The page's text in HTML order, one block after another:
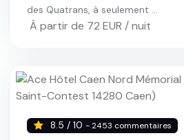
des Quatrans, à seulement ...
À partir de 72 EUR / nuit
8.5 / 10 - 2453 commentaires